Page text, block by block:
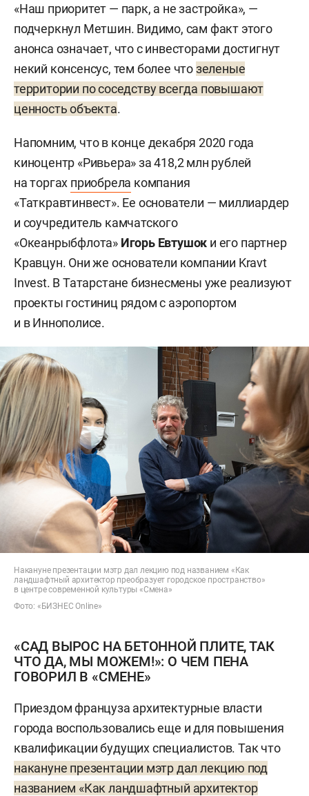
«Наш приоритет — парк, а не застройка», —
подчеркнул Метшин. Видимо, сам факт этого
анонса означает, что с инвесторами достигнут
некий консенсус, тем более чтозеленые
территории по соседству всегда повышают
ценность объекта.
Напомним, что в конце декабря 2020 года
киноцентр «Ривьера» за 418,2 млн рублей
на торгах приобрела компания
«Таткравтинвест». Ее основатели — миллиардер
и соучредитель камчатского
«Океанрыбфлота» Игорь Евтушок и его партнер
Кравцун. Они же основатели компании Kravt
Invest. В Татарстане бизнесмены уже реализуют
проекты гостиниц рядом с аэропортом
и в Иннополисе.
Накануне презентации мэтр дал лекцию под названием «Как
ландшафтный архитектор преобразует городское пространство»
в центре современной культуры «Смена»
Фото: «БИЗНЕС Online»
«САД ВЫРОС НА БЕТОННОЙ ПЛИТЕ, ТАК
ЧТО ДА, МЫ МОЖЕМ!»: О ЧЕМ ПЕНА
ГОВОРИЛ В «СМЕНЕ»
Приездом француза архитектурные власти
города воспользовались еще и для повышения
квалификации будущих специалистов. Так что
накануне презентации мэтр дал лекцию под
названием «Как ландшафтный архитектор